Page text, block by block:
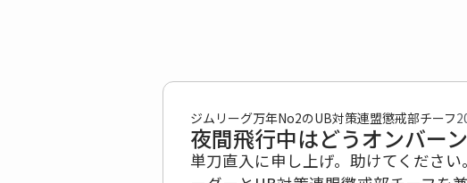
ジムリーグ万年No2のUB対策連盟懲戒部チーフ
夜間飛行中はどうオンバー
単刀直入に申し上げ。助けてくださ